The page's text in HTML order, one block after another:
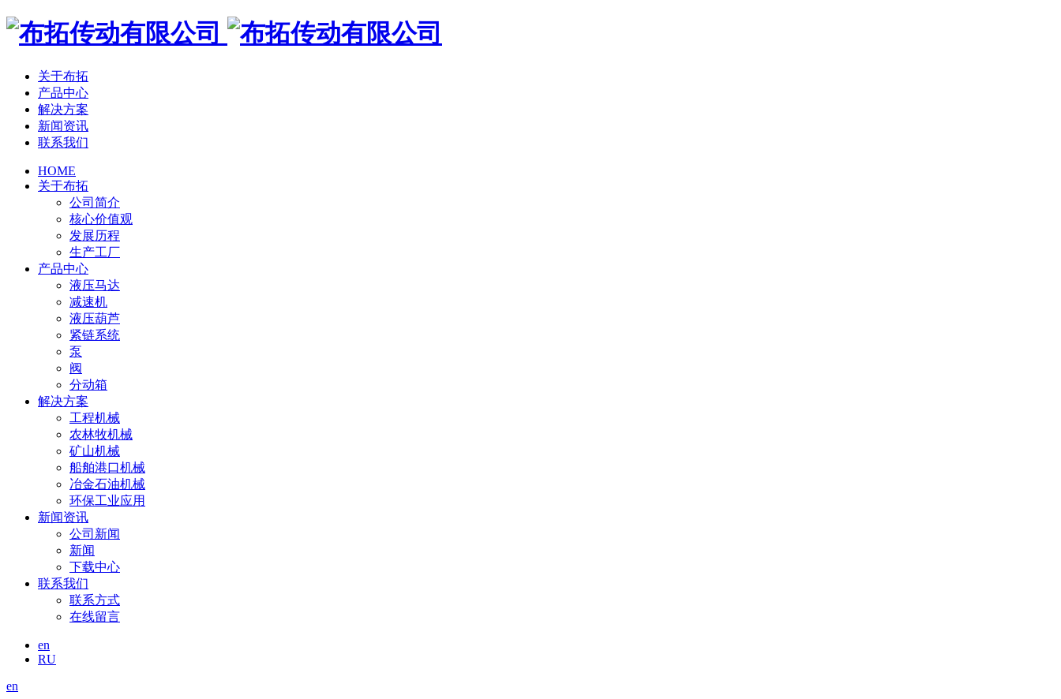
关于布拓
产品中心
解决方案
新闻资讯
联系我们
HOME
关于布拓
公司简介
核心价值观
发展历程
生产工厂
产品中心
液压马达
减速机
液压葫芦
紧链系统
泵
阀
分动箱
解决方案
工程机械
农林牧机械
矿山机械
船舶港口机械
冶金石油机械
环保工业应用
新闻资讯
公司新闻
新闻
下载中心
联系我们
联系方式
在线留言
en
RU
en